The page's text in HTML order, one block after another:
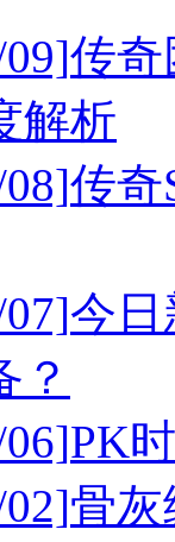
传奇
解析
传奇
今
？
PK
骨